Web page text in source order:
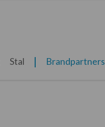
Stal Brandpartners